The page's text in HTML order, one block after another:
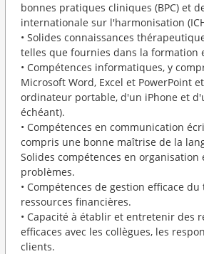
bonnes pratiques cliniques (BPC) et
internationale sur l'harmonisation
• Solides connaissances
telles que fournies dans la formation
• Compétences informatiques, y
Microsoft Word, Excel et PowerPoint
ordinateur portable, d'un iPhone et
échéant).
• Compétences en communication
compris une bonne maîtrise de la
Solides compétences en organisation
problèmes.
• Compétences de gestion efficace
ressources financières.
• Capacité à établir et entretenir des
efficaces avec les collègues, les
clients.